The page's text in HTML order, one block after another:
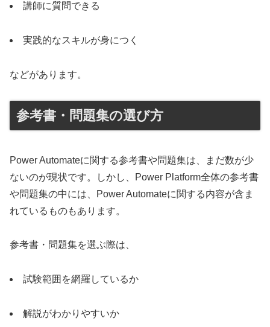
講師に質問できる
実践的なスキルが身につく
などがあります。
参考書・問題集の選び方
Power Automateに関する参考書や問題集は、まだ数が少
ないのが現状です。しかし、Power Platform全体の参考書
や問題集の中には、Power Automateに関する内容が含ま
れているものもあります。
参考書・問題集を選ぶ際は、
試験範囲を網羅しているか
解説がわかりやすいか